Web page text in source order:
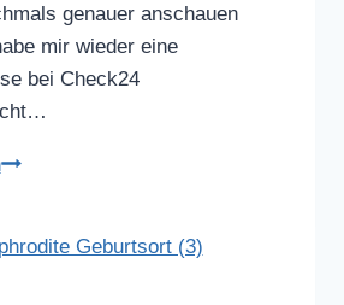
genauer anschauen
mir wieder eine
bei Check24
Mallorca